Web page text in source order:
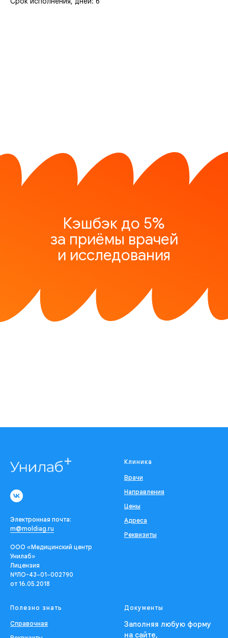
Кэшбэк до 5%
за приёмы врачей
и исследования
Электронная почта:
m@moldiag.ru
ООО «Медицинский центр
Унилаб»
Лицензия
№ЛО-43−01−002790
от 16.05.2018
Клиника
Врачи
Направления
Цены
Адреса
Реквизиты
Полезно знать
Справочная
Документы
Заполняя любую форму
на сайте,